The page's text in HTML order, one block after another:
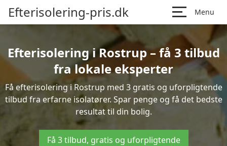
Efterisolering-pris.dk Menu
Efterisolering i Rostrup – få 3 tilbud
fra lokale eksperter
Få efterisolering i Rostrup med 3 gratis og uforpligtende
tilbud fra erfarne isolatører. Spar penge og få det bedste
resultat til din bolig.
Få 3 tilbud, gratis og uforpligtende